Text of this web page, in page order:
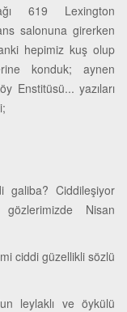
619 Lexington
salonuna girerken
hepimiz kuş olup
konduk; aynen
Enstitüsü... yazıları
galiba? Ciddileşiyor
Nisan
ciddi güzellikli sözlü
leylaklı ve öykülü